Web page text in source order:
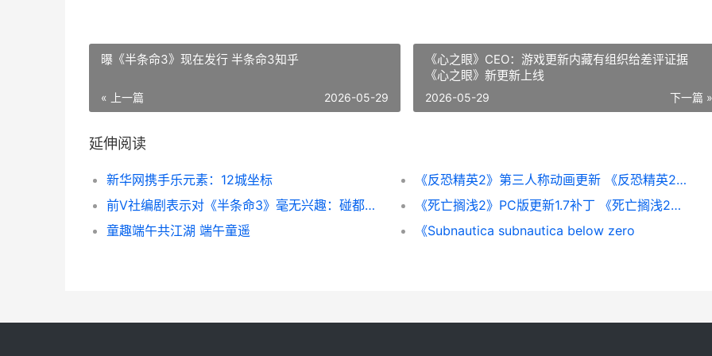
曝《半条命3》现在发行 半条命3知乎
« 上一篇 2026-05-29
《心之眼》CEO：游戏更新内藏有组织给差评证据
《心之眼》新更新上线
下一篇 »
2026-05-29
延伸阅读
新华网携手乐元素：12城坐标
《反恐精英2》第三人称动画更新 《反恐精英2》直接安装游戏
前V社编剧表示对《半条命3》毫无兴趣：碰都不想碰
《死亡搁浅2》PC版更新1.7补丁 《死亡搁浅2》PC修改器
童趣端午共江湖 端午童遥
《Subnautica subnautica below zero